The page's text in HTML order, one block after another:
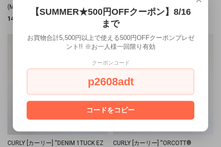
(MEN'S)
14,850円(税込)
14,850円(税込)
CURLY [カーリー] ''DENIM 1TUCK EZ
CURLY [カーリー] ''ORCOTT®
【SUMMER★500円OFFクーポン】8/16
まで
お買物合計5,500円以上で使える500円OFFクーポンプレゼ
ント!! ※お一人様一回限り有効
クーポンコード
p2608adt
コードをコピー